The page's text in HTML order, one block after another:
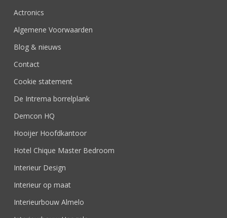
Actronics
Algemene Voorwaarden
Blog & nieuws
Contact
Cookie statement
De Intrema borrelplank
Demcon HQ
Hooijer Hoofdkantoor
Hotel Chique Master Bedroom
Interieur Design
Interieur op maat
Interieurbouw Almelo